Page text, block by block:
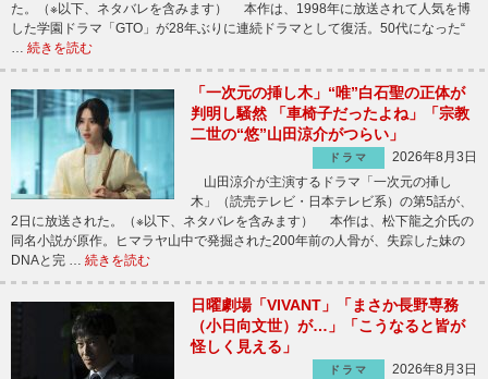
た。（※以下、ネタバレを含みます） 本作は、1998年に放送されて人気を博
した学園ドラマ「GTO」が28年ぶりに連続ドラマとして復活。50代になった“
… 続きを読む
「一次元の挿し木」“唯”白石聖の正体が
判明し騒然 「車椅子だったよね」「宗教
二世の“悠”山田涼介がつらい」
ドラマ
2026年8月3日
山田涼介が主演するドラマ「一次元の挿し
木」（読売テレビ・日本テレビ系）の第5話が、
2日に放送された。（※以下、ネタバレを含みます） 本作は、松下龍之介氏の
同名小説が原作。ヒマラヤ山中で発掘された200年前の人骨が、失踪した妹の
DNAと完 … 続きを読む
日曜劇場「VIVANT」「まさか長野専務
（小日向文世）が…」「こうなると皆が
怪しく見える」
ドラマ
2026年8月3日